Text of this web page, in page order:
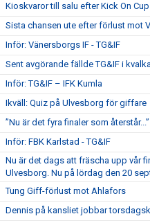
Kioskvaror till salu efter Kick On Cup
Sista chansen ute efter förlust mot
Inför: Vänersborgs IF - TG&IF
Sent avgörande fällde TG&IF i
Inför: TG&IF – IFK Kumla
Ikväll: Quiz på Ulvesborg för giffare
”Nu är det fyra finaler som återstår...”
Inför: FBK Karlstad - TG&IF
Nu är det dags att fräscha upp vår
Ulvesborg. Nu på lördag den 20
Tung Giff-förlust mot Ahlafors
Dennis på kansliet jobbar